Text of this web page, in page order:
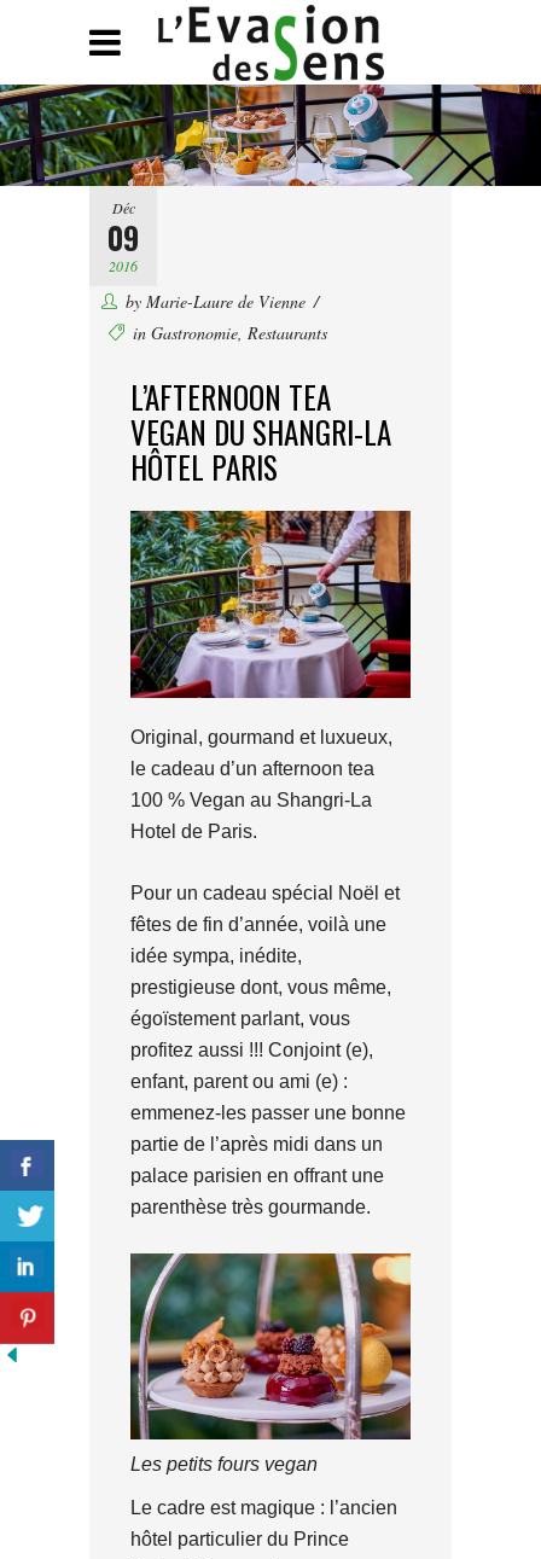
Déc
09
2016
by Marie-Laure de Vienne
in Gastronomie, Restaurants
L’AFTERNOON TEA
VEGAN DU SHANGRI-LA
HÔTEL PARIS
Original, gourmand et luxueux,
le cadeau d’un afternoon tea
100 % Vegan au Shangri-La
Hotel de Paris.
Pour un cadeau spécial Noël et
fêtes de fin d’année, voilà une
idée sympa, inédite,
prestigieuse dont, vous même,
égoïstement parlant, vous
profitez aussi !!! Conjoint (e),
enfant, parent ou ami (e) :
emmenez-les passer une bonne
partie de l’après midi dans un
palace parisien en offrant une
parenthèse très gourmande.
Les petits fours vegan
Le cadre est magique : l’ancien
hôtel particulier du Prince